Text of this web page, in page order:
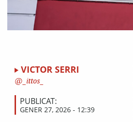
VICTOR SERRI
_ittos_
PUBLICAT:
GENER 27, 2026 - 12:39